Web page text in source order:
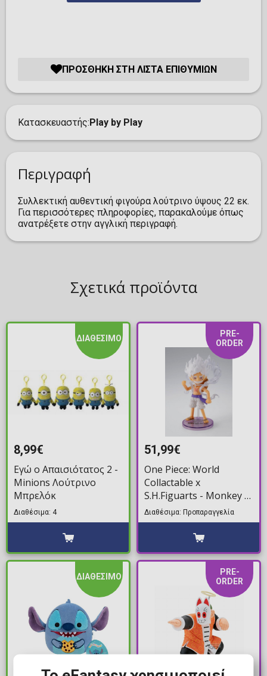
ΠΡΟΣΘΉΚΗ ΣΤΗ ΛΊΣΤΑ ΕΠΙΘΥΜΙΏΝ
Κατασκευαστής Play by Play
Περιγραφή
Συλλεκτική αυθεντική φιγούρα λούτρινο ύψους 22 εκ.
Για περισσότερες πληροφορίες, παρακαλούμε όπως
ανατρέξετε στην αγγλική περιγραφή.
Σχετικά προϊόντα
ΔΙΑΘΕΣΙΜΟ
8,99€
Εγώ ο Απαισιότατος 2 -
Minions Λούτρινο
Μπρελόκ
Διαθέσιμα: 4
PRE-
ORDER
51,99€
One Piece: World
Collactable x
S.H.Figuarts - Monkey D.
Luffy Gear 5 Φιγούρα
Δράσης (8cm)
Διαθέσιμα: Προπαραγγελία
ΔΙΑΘΕΣΙΜΟ
PRE-
ORDER